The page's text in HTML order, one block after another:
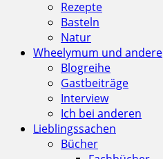
Rezepte
Basteln
Natur
Wheelymum und andere
Blogreihe
Gastbeiträge
Interview
Ich bei anderen
Lieblingssachen
Bücher